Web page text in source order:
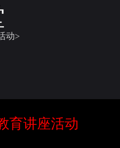
动>
育讲座活动